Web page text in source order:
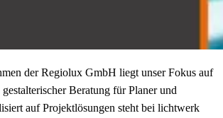
der Regiolux GmbH liegt unser Fokus auf
Beratung für Planer und
auf Projektlösungen steht bei lichtwerk